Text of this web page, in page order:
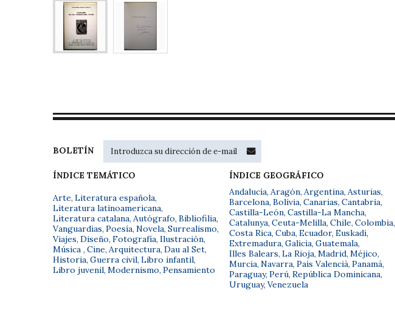
BOLETÍN
ÍNDICE TEMÁTICO
Arte, Literatura española,
Literatura latinoamericana,
Literatura catalana, Autógrafo, Bibliofilia,
Vanguardias, Poesía, Novela, Surrealismo,
Viajes, Diseño, Fotografía, Ilustración,
Música , Cine, Arquitectura, Dau al Set,
Historia, Guerra civil, Libro infantil,
Libro juvenil, Modernismo, Pensamiento
ÍNDICE GEOGRÁFICO
Andalucía, Aragón, Argentina, Asturias,
Barcelona, Bolivia, Canarias, Cantabria,
Castilla-León, Castilla-La Mancha,
Catalunya, Ceuta-Melilla, Chile, Colombia,
Costa Rica, Cuba, Ecuador, Euskadi,
Extremadura, Galicia, Guatemala,
Illes Balears, La Rioja, Madrid, Méjico,
Murcia, Navarra, País Valencià, Panamá,
Paraguay, Perú, República Dominicana,
Uruguay, Venezuela